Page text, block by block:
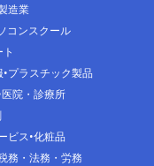
造業
コンスクール
プラスチック製品
医院・診療所
ビス 化粧品
務・法務・労務